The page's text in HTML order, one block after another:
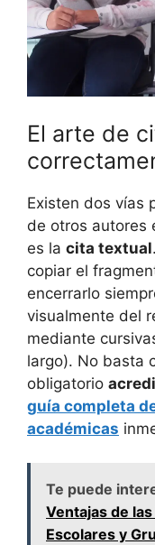
El arte de
Existen dos vías
de otros autores
es la cita textual
copiar el
encerrarlo
visualmente del
mediante
largo). No basta
obligatorio
guía completa
académicas
Te puede
Ventajas de
Escolares y